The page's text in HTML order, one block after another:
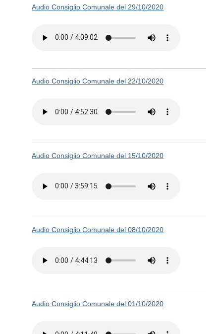
Audio Consiglio Comunale del 29/10/2020
Audio Consiglio Comunale del 22/10/2020
Audio Consiglio Comunale del 15/10/2020
Audio Consiglio Comunale del 08/10/2020
Audio Consiglio Comunale del 01/10/2020